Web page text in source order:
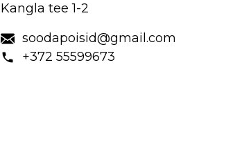
Kangla tee 1-2
soodapoisid@gmail.com
+372 55599673